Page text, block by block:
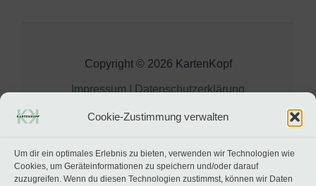
Cookie-Zustimmung verwalten
Um dir ein optimales Erlebnis zu bieten, verwenden wir Technologien wie
Cookies, um Geräteinformationen zu speichern und/oder darauf
zuzugreifen. Wenn du diesen Technologien zustimmst, können wir Daten
Copyright © 2026 KartenKopf
Impressum Datenschutzerklärung